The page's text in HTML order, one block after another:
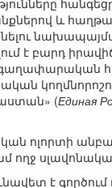
և
է բարդ
(Единая
ոլորտի
ողջ
է գործում